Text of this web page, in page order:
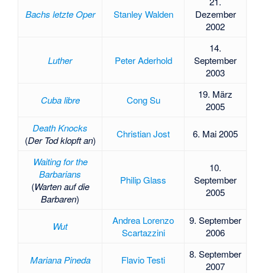
Bachs letzte Oper Stanley Walden
Dezember
2002
Luther Peter Aderhold
14.
September
2003
Cuba libre Cong Su
19. März
2005
Death Knocks
(Der Tod klopft an)
Christian Jost 6. Mai 2005
Waiting for the
Barbarians
(Warten auf die
Barbaren)
Philip Glass
10.
September
2005
Wut
Andrea Lorenzo
Scartazzini
9. September
2006
Mariana Pineda Flavio Testi
8. September
2007